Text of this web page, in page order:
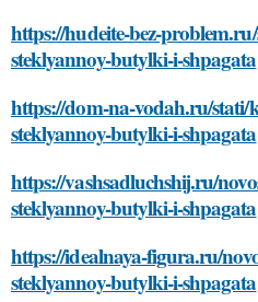
https://hudeite-bez-
steklyannoy-butylki-i-shpagata
https://dom-na-vodah.ru/stati/
steklyannoy-butylki-i-shpagata
https://vashsadluchshij.ru/
steklyannoy-butylki-i-shpagata
https://idealnaya-figura.ru/
steklyannoy-butylki-i-shpagata